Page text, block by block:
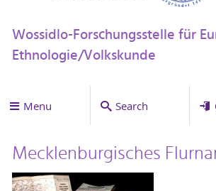
Wossidlo-Forschungsstelle für
Ethnologie/Volkskunde
Menu Search
Mecklenburgisches